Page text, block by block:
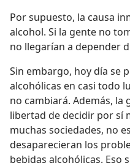
Por supuesto, la causa
alcohol. Si la gente no
no llegarían a depender
Sin embargo, hoy día se
alcohólicas en casi todo
no cambiará. Además, la
libertad de decidir por sí
muchas sociedades, no
desaparecieran los
bebidas alcohólicas. Eso